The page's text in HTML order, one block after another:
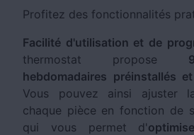
Profitez des fonctionnalités
Facilité d'utilisation et de
thermostat propose
hebdomadaires préinstallés
Vous pouvez ainsi ajuster
chaque pièce en fonction de
qui vous permet d'